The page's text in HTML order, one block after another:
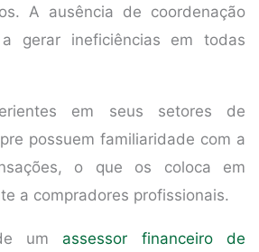
A ausência de coordenação
gerar ineficiências em todas
em seus setores de
possuem familiaridade com a
o que os coloca em
a compradores profissionais.
um assessor financeiro de